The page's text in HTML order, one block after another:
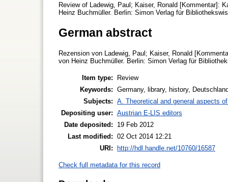
Review of Ladewig, Paul; Kaiser, Ronald [Kommentar]:
Heinz Buchmüller. Berlin: Simon Verlag für
German abstract
Rezension von Ladewig, Paul; Kaiser, Ronald
von Heinz Buchmüller. Berlin: Simon Verlag für
Item type:
Review
Keywords: Germany, library, history,
Subjects: A. Theoretical and general aspects
Depositing user: Austrian E-LIS editors
Date deposited:
19 Feb 2012
Last modified: 02 Oct 2014 12:21
URI:
http://hdl.handle.net/10760/16587
Check full metadata for this record